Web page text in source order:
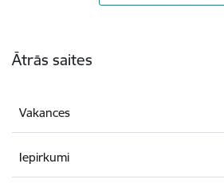
Ātrās saites
Vakances
Iepirkumi